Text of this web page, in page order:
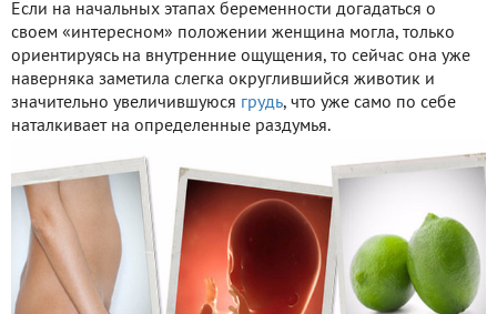
Если на начальных этапах беременности догадаться о
своем «интересном» положении женщина могла, только
ориентируясь на внутренние ощущения, то сейчас она уже
наверняка заметила слегка округлившийся животик и
значительно увеличившуюся грудь, что уже само по себе
наталкивает на определенные раздумья.